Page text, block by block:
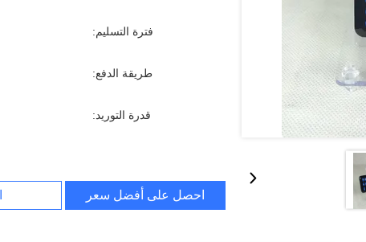
فترة التسليم:
طريقة الدفع:
قدرة التوريد:
احصل على أفضل سعر